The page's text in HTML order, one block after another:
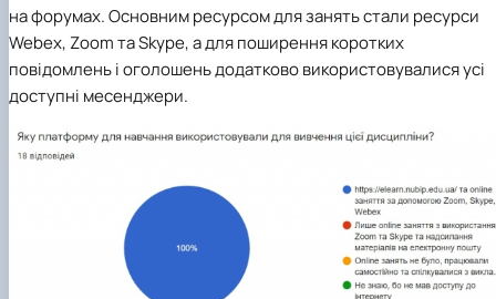
на форумах. Основним ресурсом для занять стали ресурси
Webex, Zoom та Skype, а для поширення коротких
повідомлень і оголошень додатково використовувалися усі
доступні месенджери.